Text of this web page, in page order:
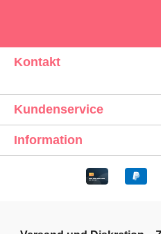
Kontakt
Kundenservice
Information